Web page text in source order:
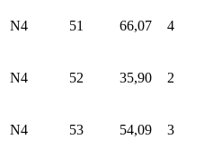
N4 51 66,07 4
N4 52 35,90 2
N4 53 54,09 3